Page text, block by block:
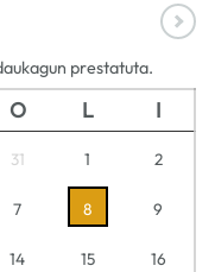
prestatuta.
O L I
31 1 2
7 8 9
14 15 16